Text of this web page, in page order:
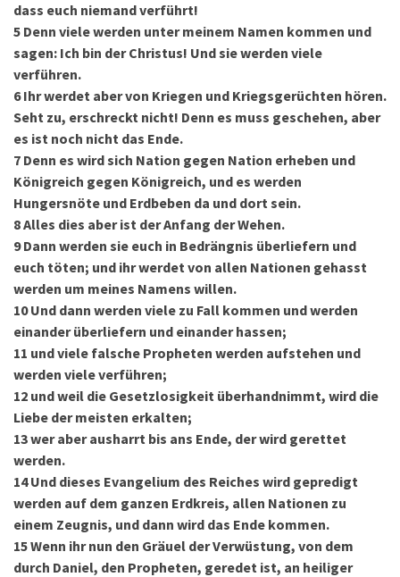
dass euch niemand verführt!
5 Denn viele werden unter meinem Namen kommen und
sagen: Ich bin der Christus! Und sie werden viele
verführen.
6 Ihr werdet aber von Kriegen und Kriegsgerüchten hören.
Seht zu, erschreckt nicht! Denn es muss geschehen, aber
es ist noch nicht das Ende.
7 Denn es wird sich Nation gegen Nation erheben und
Königreich gegen Königreich, und es werden
Hungersnöte und Erdbeben da und dort sein.
8Alles dies aber ist der Anfang der Wehen.
9 Dann werden sie euch in Bedrängnis überliefern und
euch töten; und ihr werdet von allen Nationen gehasst
werden um meines Namens willen.
10 Und dann werden viele zu Fall kommen und werden
einander überliefern und einander hassen;
11 und viele falsche Propheten werden aufstehen und
werden viele verführen;
12 und weil die Gesetzlosigkeit überhandnimmt, wird die
Liebe der meisten erkalten;
13wer aber ausharrt bis ans Ende, der wird gerettet
werden.
14 Und dieses Evangelium des Reiches wird gepredigt
werden auf dem ganzen Erdkreis, allen Nationen zu
einem Zeugnis, und dann wird das Ende kommen.
15Wenn ihr nun den Gräuel der Verwüstung, von dem
durch Daniel, den Propheten, geredet ist, an heiliger